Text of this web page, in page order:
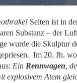
Selten ist in
Substanz – der
wurde die Skulptur
Im 20. Jh.
Ein Rennwagen ,
explosivem Atem